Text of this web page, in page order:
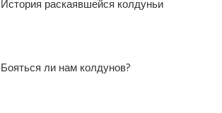
История раскаявшейся колдуньи
Бояться ли нам колдунов?